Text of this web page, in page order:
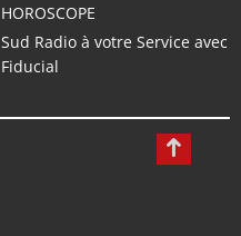
HOROSCOPE
Sud Radio à votre Service avec
Fiducial